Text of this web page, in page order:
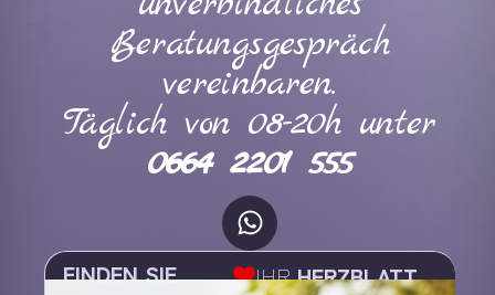
Beratungsgespräch
vereinbaren.
Täglich von 08-20h unter
0664 2201 555
FINDEN SIE IHRHERZBLATT